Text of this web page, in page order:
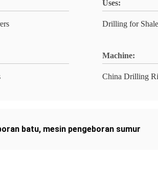
Uses:
Drilling for
Machine:
China Drilling
batu, mesin pengeboran sumur